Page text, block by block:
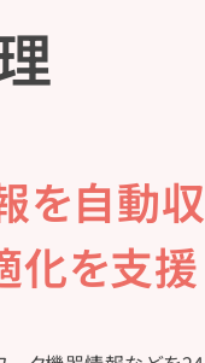
を​自動収
化を​支援